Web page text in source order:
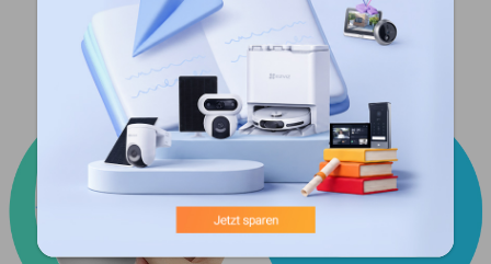
um sie vollständig verschlüsselt und ohne
Einschränkungen in der Cloud aufzubewahren.